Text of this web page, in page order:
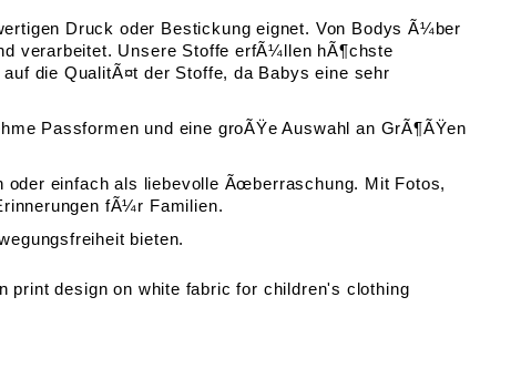
Druck oder Bestickung eignet. Von Bodys Ã¼ber
verarbeitet. Unsere Stoffe erfÃ¼llen hÃ¶chste
die QualitÃ¤t der Stoffe, da Babys eine sehr
Passformen und eine groÃŸe Auswahl an GrÃ¶ÃŸen
einfach als liebevolle Ãœberraschung. Mit Fotos,
fÃ¼r Familien.
bieten.